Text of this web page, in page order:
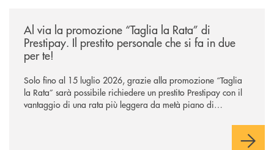
Al via la promozione “Taglia la Rata” di
Prestipay. Il prestito personale che si fa in due
per te!
Solo fino al 15 luglio 2026, grazie alla promozione “Taglia
la Rata” sarà possibile richiedere un prestito Prestipay con il
vantaggio di una rata più leggera da metà piano di